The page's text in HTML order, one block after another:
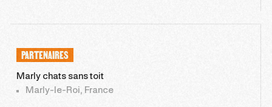
PARTENAIRES
Marly chats sans toit
Marly-le-Roi, France